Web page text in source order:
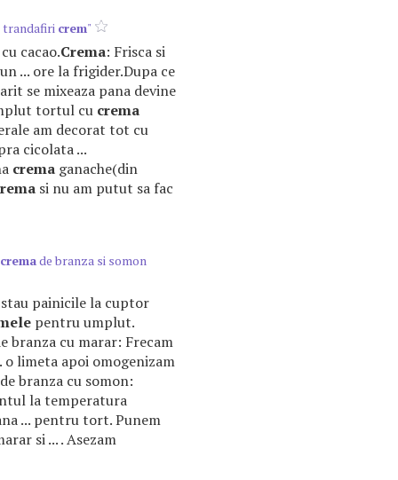
trandafiri crem"
cacao.Crema: Frisca si
... ore la frigider.Dupa ce
se mixeaza pana devine
tortul cu crema
am decorat tot cu
cicolata ...
crema ganache(din
si nu am putut sa fac
cremade branza si somon
painicile la cuptor
pentru umplut.
branza cu marar: Frecam
limeta apoi omogenizam
branza cu somon:
la temperatura
... pentru tort. Punem
si ... . Asezam